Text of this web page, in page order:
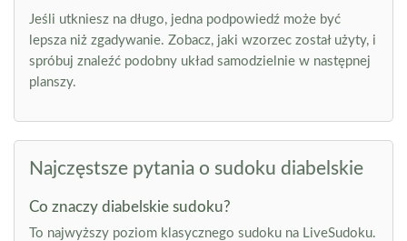
Jeśli utkniesz na długo, jedna podpowiedź może być
lepsza niż zgadywanie. Zobacz, jaki wzorzec został użyty, i
spróbuj znaleźć podobny układ samodzielnie w następnej
planszy.
Najczęstsze pytania o sudoku diabelskie
Co znaczy diabelskie sudoku?
To najwyższy poziom klasycznego sudoku na LiveSudoku.